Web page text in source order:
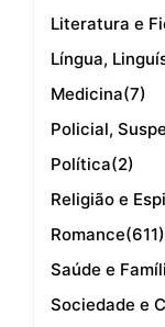
Literatura e
Língua,
Medicina(7)
Policial,
Política(2)
Religião e
Romance(611)
Saúde e
Sociedade e